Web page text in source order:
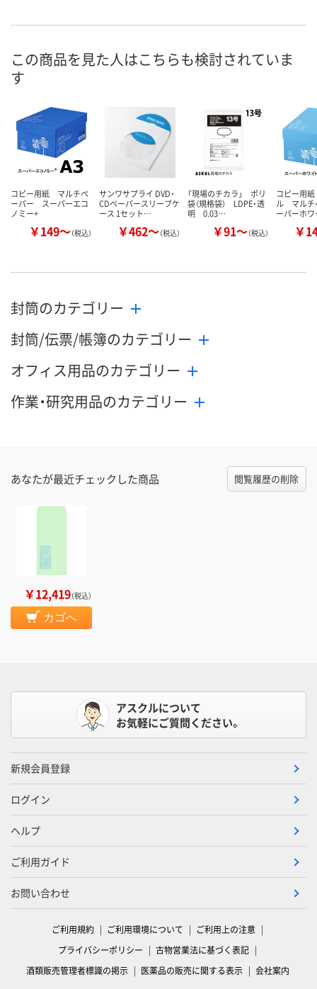
8月11日（火）
カゴへ カ
この商品を見た人はこちらも検討されていま
す
コピー用紙 マルチペ
ーパー スーパーエコ
ノミー+
￥149～（税込）
サンワサプライ DVD・
CDペーパースリーブケ
ース 1セット…
￥462～（税込）
「現場のチカラ」 ポリ
袋（規格袋） LDPE・透
明 0.03…
￥91～（税込）
コピー用
ル マルチ
ーパーホワ
￥
封筒のカテゴリー
封筒/伝票/帳簿のカテゴリー
オフィス用品のカテゴリー
作業・研究用品のカテゴリー
あなたが最近チェックした商品 閲覧履歴の削除
￥12,419（税込）
カゴへ
アスクルについて
お気軽にご質問ください。
新規会員登録
ログイン
ヘルプ
ご利用ガイド
お問い合わせ
ご利用規約 ご利用環境について
ご利用上の注意
プライバシーポリシー
古物営業法に基づく表記
酒類販売管理者標識の掲示
医薬品の販売に関する表示 会社案内